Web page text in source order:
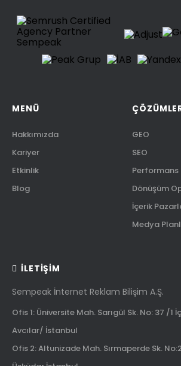
MENÜ
Hakkımızda
Kariyer
Etkinlik
Blog
GEO
SEO
Performans
Dönüşüm
İçerik
Medya
İLETIŞIM
Sempeak İnternet Reklam Bilişim A.Ş.
Ofis 1: Üniversite Mah. Sarıgül Sk. No: 37 /1
Avcılar/ İstanbul
Ofis 2: Altunizade Mah. Sırmaperde Sk.